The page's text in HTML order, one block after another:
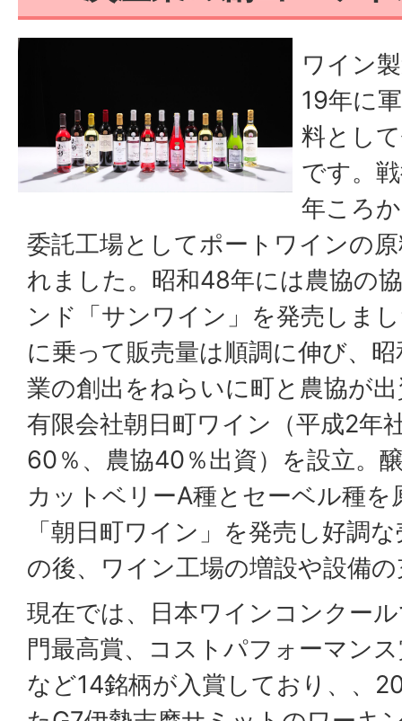
ワイン
19年に
料とし
です。
年ころ
委託工場としてポートワインの
れました。昭和48年には農協の
ンド「サンワイン」を発売しま
に乗って販売量は順調に伸び、
業の創出をねらいに町と農協が
有限会社朝日町ワイン（平成2年
60％、農協40％出資）を設立。
カットベリーA種とセーベル種を
「朝日町ワイン」を発売し好調
の後、ワイン工場の増設や設備
現在では、日本ワインコンクー
門最高賞、コストパフォーマン
など14銘柄が入賞しており、、